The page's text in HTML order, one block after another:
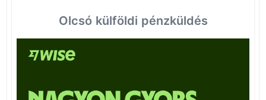
Olcsó külföldi pénzküldés